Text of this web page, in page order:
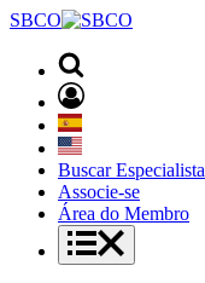
SBCO
Buscar Especialista
Associe-se
Área do Membro